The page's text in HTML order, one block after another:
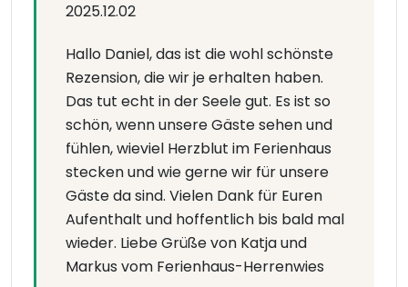
2025.12.02
Hallo Daniel, das ist die wohl schönste
Rezension, die wir je erhalten haben.
Das tut echt in der Seele gut. Es ist so
schön, wenn unsere Gäste sehen und
fühlen, wieviel Herzblut im Ferienhaus
stecken und wie gerne wir für unsere
Gäste da sind. Vielen Dank für Euren
Aufenthalt und hoffentlich bis bald mal
wieder. Liebe Grüße von Katja und
Markus vom Ferienhaus-Herrenwies